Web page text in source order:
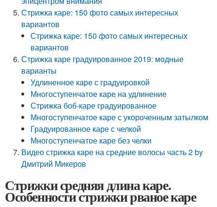
Стрижка каре: 150 фото самых интересных
вариантов
Стрижка каре: 150 фото самых интересных
вариантов
Стрижка каре градуированное 2019: модные
варианты
Удлиненное каре с градуировкой
Многоступенчатое каре на удлинение
Стрижка боб-каре градуированное
Многоступенчатое каре с укороченным затылком
Градуированное каре с челкой
Многоступенчатое каре без челки
Видео стрижка каре на средние волосы часть 2 by
Дмитрий Микеров
Стрижки средняя длина каре.
Особенности стрижки рваное каре